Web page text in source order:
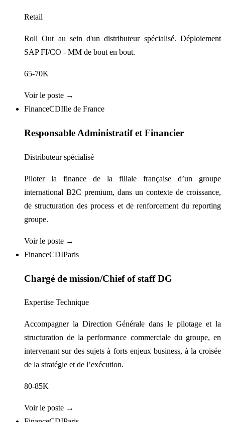
Retail
Roll Out au sein d'un distributeur spécialisé. Déploiement
SAP FI/CO - MM de bout en bout.
65-70K
Voir le poste →
FinanceCDIIle de France
Responsable Administratif et Financier
Distributeur spécialisé
Piloter la finance de la filiale française d’un groupe
international B2C premium, dans un contexte de croissance,
de structuration des process et de renforcement du reporting
groupe.
Voir le poste →
FinanceCDIParis
Chargé de mission/Chief of staff DG
Expertise Technique
Accompagner la Direction Générale dans le pilotage et la
structuration de la performance commerciale du groupe, en
intervenant sur des sujets à forts enjeux business, à la croisée
de la stratégie et de l’exécution.
80-85K
Voir le poste →